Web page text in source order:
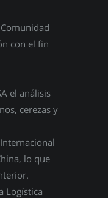
con el fin
el análisis
cerezas y
lo que
Logística